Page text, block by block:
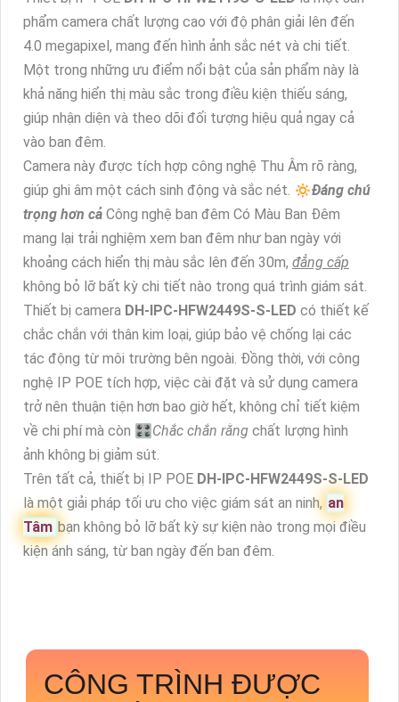
phẩm camera chất lượng cao với độ phân giải lên đến
4.0 megapixel, mang đến hình ảnh sắc nét và chi tiết.
Một trong những ưu điểm nổi bật của sản phẩm này là
khả năng hiển thị màu sắc trong điều kiện thiếu sáng,
giúp nhận diện và theo dõi đối tượng hiệu quả ngay cả
vào ban đêm.
Camera này được tích hợp công nghệ Thu Âm rõ ràng,
giúp ghi âm một cách sinh động và sắc nét. 🔅Đáng chú
trọng hơn cả Công nghệ ban đêm Có Màu Ban Đêm
mang lại trải nghiệm xem ban đêm như ban ngày với
khoảng cách hiển thị màu sắc lên đến 30m, đẳng cấp
không bỏ lỡ bất kỳ chi tiết nào trong quá trình giám sát.
Thiết bị camera DH-IPC-HFW2449S-S-LED có thiết kế
chắc chắn với thân kim loại, giúp bảo vệ chống lại các
tác động từ môi trường bên ngoài. Đồng thời, với công
nghệ IP POE tích hợp, việc cài đặt và sử dụng camera
trở nên thuận tiện hơn bao giờ hết, không chỉ tiết kiệm
về chi phí mà còn 🎛Chắc chắn rằng chất lượng hình
ảnh không bị giảm sút.
Trên tất cả, thiết bị IP POE DH-IPC-HFW2449S-S-LED
là một giải pháp tối ưu cho việc giám sát an ninh, an
Tâm bạn không bỏ lỡ bất kỳ sự kiện nào trong mọi điều
kiện ánh sáng, từ ban ngày đến ban đêm.
CÔNG TRÌNH ĐƯỢC